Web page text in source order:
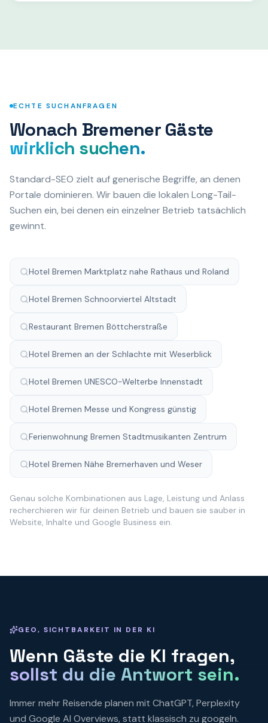
ECHTE SUCHANFRAGEN
Wonach Bremener Gäste
wirklich suchen.
Standard-SEO zielt auf generische Begriffe, an denen
Portale dominieren. Wir bauen die lokalen Long-Tail-
Suchen ein, bei denen ein einzelner Betrieb tatsächlich
gewinnt.
Hotel Bremen Marktplatz nahe Rathaus und Roland
Hotel Bremen Schnoorviertel Altstadt
Restaurant Bremen Böttcherstraße
Hotel Bremen an der Schlachte mit Weserblick
Hotel Bremen UNESCO-Welterbe Innenstadt
Hotel Bremen Messe und Kongress günstig
Ferienwohnung Bremen Stadtmusikanten Zentrum
Hotel Bremen Nähe Bremerhaven und Weser
Genau solche Kombinationen aus Lage, Leistung und Anlass
recherchieren wir für deinen Betrieb und bauen sie sauber in
Website, Inhalte und Google Business ein.
GEO, SICHTBARKEIT IN DER KI
Wenn Gäste die KI fragen,
sollst du die Antwort sein.
Immer mehr Reisende planen mit ChatGPT, Perplexity
und Google AI Overviews, statt klassisch zu googeln.